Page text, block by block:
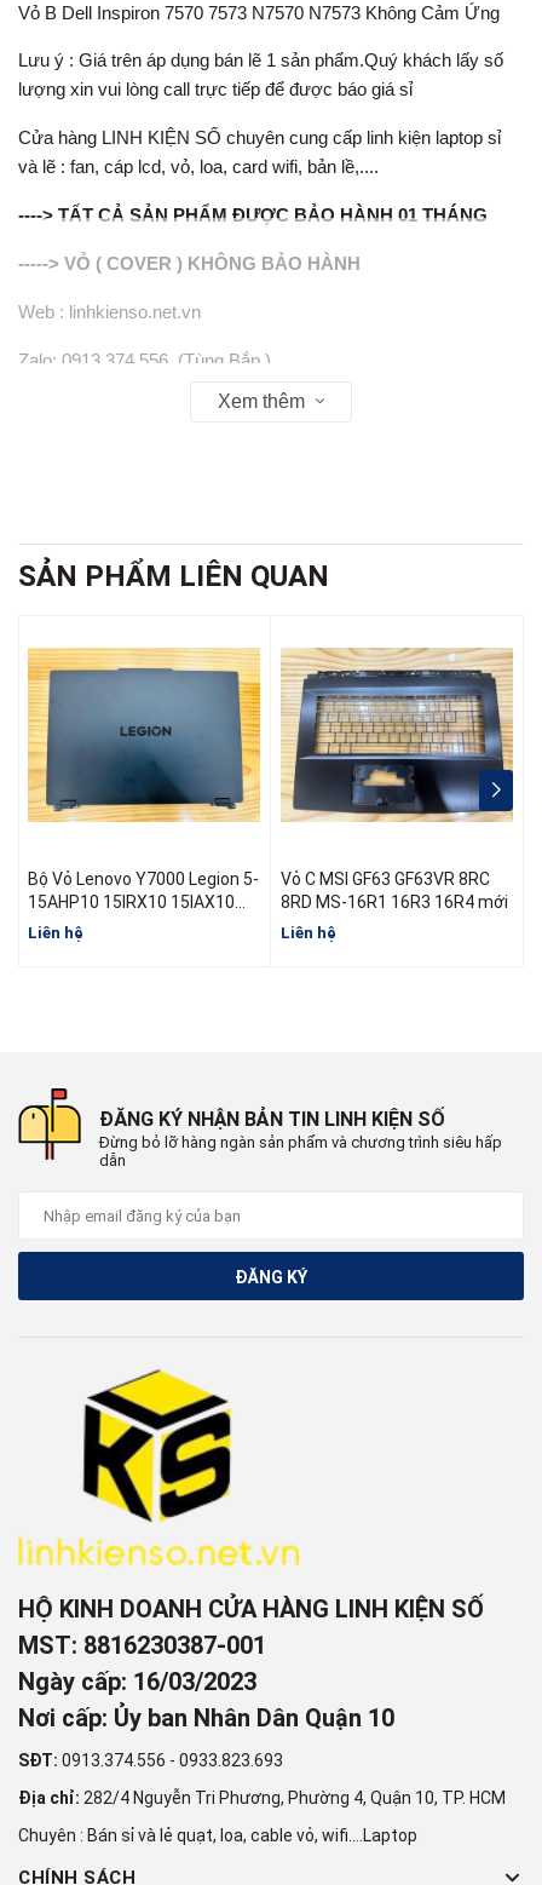
Vỏ B Dell Inspiron 7570 7573 N7570 N7573 Không Cảm Ứng
Lưu ý : Giá trên áp dụng bán lẽ 1 sản phẩm.Quý khách lấy số
lượng xin vui lòng call trực tiếp để được báo giá sỉ
Cửa hàng LINH KIỆN SỐ chuyên cung cấp linh kiện laptop sỉ
và lẽ : fan, cáp lcd, vỏ, loa, card wifi, bản lề,....
----> TẤT CẢ SẢN PHẨM ĐƯỢC BẢO HÀNH 01 THÁNG
-----> VỎ ( COVER ) KHÔNG BẢO HÀNH
Web : linhkienso.net.vn
Zalo: 0913.374.556 (Tùng Bắp )
Xem thêm
SẢN PHẨM LIÊN QUAN
Bộ Vỏ Lenovo Y7000 Legion 5-
15AHP10 15IRX10 15IAX10
R7000 Y7000 Đời 2025
Liên hệ
Vỏ C MSI GF63 GF63VR 8RC
8RD MS-16R1 16R3 16R4 mới
Liên hệ
ĐĂNG KÝ NHẬN BẢN TIN LINH KIỆN SỐ
Đừng bỏ lỡ hàng ngàn sản phẩm và chương trình siêu hấp
dẫn
ĐĂNG KÝ
HỘ KINH DOANH CỬA HÀNG LINH KIỆN SỐ
MST: 8816230387-001
Ngày cấp: 16/03/2023
Nơi cấp: Ủy ban Nhân Dân Quận 10
SĐT: 0913.374.556 - 0933.823.693
Địa chỉ: 282/4 Nguyễn Tri Phương, Phường 4, Quận 10, TP. HCM
Chuyên : Bán sỉ và lẻ quạt, loa, cable vỏ, wifi....Laptop
CHÍNH SÁCH